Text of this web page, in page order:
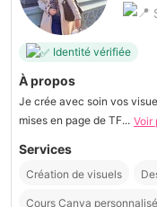
Identité vérifiée
À propos
Je crée avec soin vos
mises en page de TF... Voir
Services
Création de visuels
Cours Canva